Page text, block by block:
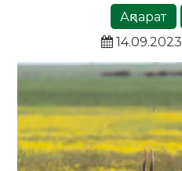
Ақпарат
14.09.2023